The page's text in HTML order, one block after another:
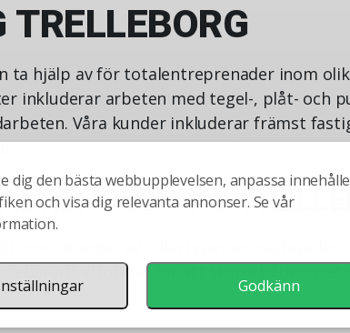
TRELLEBORG
ta hjälp av för totalentreprenader inom
inkluderar arbeten med tegel-, plåt- och
Våra kunder inkluderar främst
av olika typer av
att vi jobbar för att skapa både
dig den bästa webbupplevelsen, anpassa
och visa dig relevanta annonser. Se vår
Godkänn